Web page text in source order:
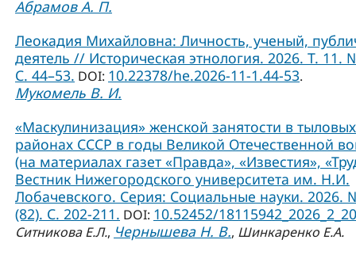
Абрамов А. П.
Леокадия Михайловна: Личность, ученый,
деятель // Историческая этнология. 2026. Т. 11.
С. 44–53. DOI: 10.22378/he.2026-11-1.44-53.
Мукомель В. И.
«Маскулинизация» женской занятости в тыловых
районах СССР в годы Великой Отечественной
(на материалах газет «Правда», «Известия»,
Вестник Нижегородского университета им. Н.И.
Лобачевского. Серия: Социальные науки. 2026.
(82). С. 202-211. DOI: 10.52452/
Ситникова Е.Л., Чернышева Н. В., Шинкаренко Е.А.